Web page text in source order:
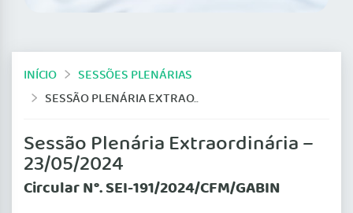
INÍCIO
SESSÕES PLENÁRIAS
SESSÃO PLENÁRIA EXTRAORDINÁRIA – 23/05/2024
Sessão Plenária Extraordinária –
23/05/2024
Circular N°. SEI-191/2024/CFM/GABIN